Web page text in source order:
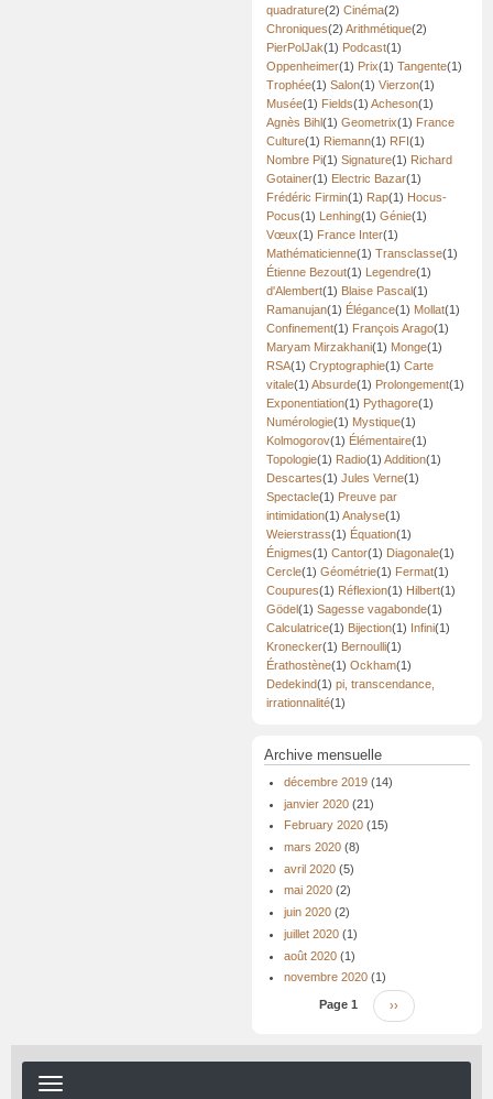
quadrature(2) Cinéma(2)
Chroniques(2) Arithmétique(2)
PierPolJak(1) Podcast(1)
Oppenheimer(1) Prix(1) Tangente(1)
Trophée(1) Salon(1) Vierzon(1)
Musée(1) Fields(1) Acheson(1)
Agnès Bihl(1) Geometrix(1) France
Culture(1) Riemann(1) RFI(1)
Nombre Pi(1) Signature(1) Richard
Gotainer(1) Electric Bazar(1)
Frédéric Firmin(1) Rap(1) Hocus-
Pocus(1) Lenhing(1) Génie(1)
Vœux(1) France Inter(1)
Mathématicienne(1) Transclasse(1)
Étienne Bezout(1) Legendre(1)
d'Alembert(1) Blaise Pascal(1)
Ramanujan(1) Élégance(1) Mollat(1)
Confinement(1) François Arago(1)
Maryam Mirzakhani(1) Monge(1)
RSA(1) Cryptographie(1) Carte
vitale(1) Absurde(1) Prolongement(1)
Exponentiation(1) Pythagore(1)
Numérologie(1) Mystique(1)
Kolmogorov(1) Élémentaire(1)
Topologie(1) Radio(1) Addition(1)
Descartes(1) Jules Verne(1)
Spectacle(1) Preuve par
intimidation(1) Analyse(1)
Weierstrass(1) Équation(1)
Énigmes(1) Cantor(1) Diagonale(1)
Cercle(1) Géométrie(1) Fermat(1)
Coupures(1) Réflexion(1) Hilbert(1)
Gödel(1) Sagesse vagabonde(1)
Calculatrice(1) Bijection(1) Infini(1)
Kronecker(1) Bernoulli(1)
Érathostène(1) Ockham(1)
Dedekind(1) pi, transcendance,
irrationnalité(1)
Archive mensuelle
décembre 2019 (14)
janvier 2020 (21)
February 2020 (15)
mars 2020 (8)
avril 2020 (5)
mai 2020 (2)
juin 2020 (2)
juillet 2020 (1)
août 2020 (1)
novembre 2020 (1)
PaginationPage 1
Page
suivante
››